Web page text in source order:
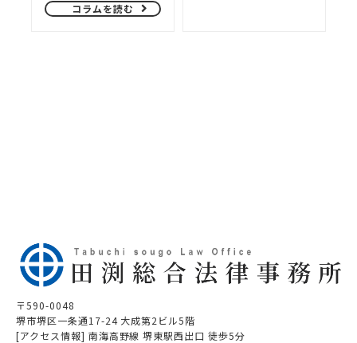
コラムを読む
〒590-0048
堺市堺区一条通17-24 大成第2ビル5階
[アクセス情報] 南海高野線 堺東駅西出口 徒歩5分